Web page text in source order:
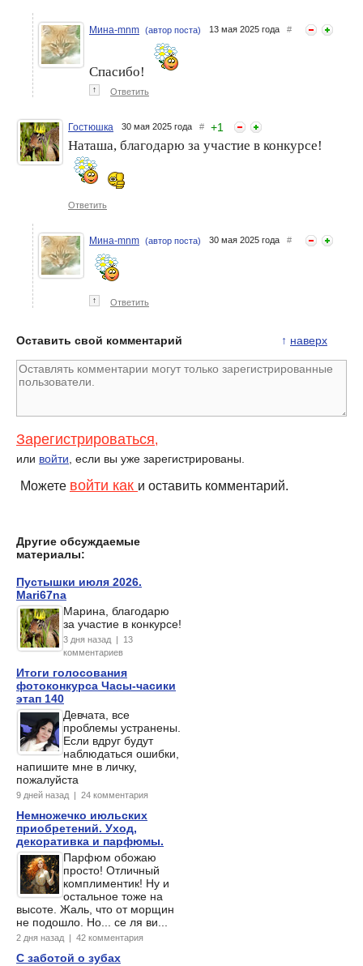
Мина-mnm (автор поста) 13 мая 2025 года #
Спасибо!
↑ Ответить
Гостюшка 30 мая 2025 года # +1
Наташа, благодарю за участие в конкурсе!
Ответить
Мина-mnm (автор поста) 30 мая 2025 года #
↑ Ответить
↑ наверх
Оставить свой комментарий
Зарегистрироваться,
или войти , если вы уже зарегистрированы.
Можете войти как и оставить комментарий.
Другие обсуждаемые
материалы:
Пустышки июля 2026.
Mari67na
Марина, благодарю
за участие в конкурсе!
3 дня назад | 13
комментариев
Итоги голосования
фотоконкурса Часы-часики
этап 140
Девчата, все
проблемы устранены.
Если вдруг будут
наблюдаться ошибки,
напишите мне в личку,
пожалуйста
9 дней назад | 24 комментария
Немножечко июльских
приобретений. Уход,
декоративка и парфюмы.
Парфюм обожаю
просто! Отличный
комплиментик! Ну и
остальное тоже на
высоте. Жаль, что от морщин
не подошло. Но... се ля ви...
2 дня назад | 42 комментария
С заботой о зубах